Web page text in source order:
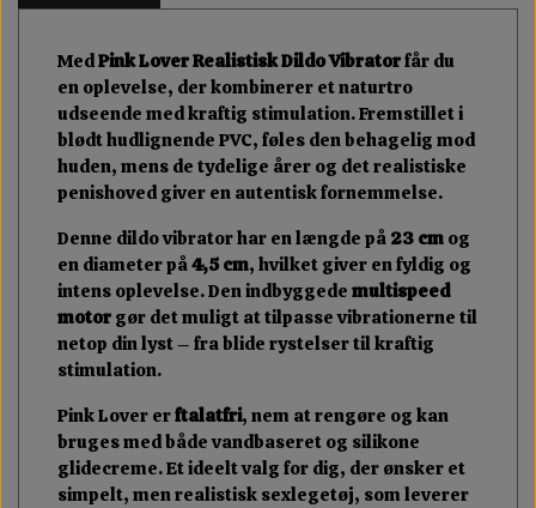
MedPink Lover Realistisk Dildo Vibratorfår du
en oplevelse, der kombinerer et naturtro
udseende med kraftig stimulation. Fremstillet i
blødt hudlignende PVC, føles den behagelig mod
huden, mens de tydelige årer og det realistiske
penishoved giver en autentisk fornemmelse.
Denne dildo vibrator har en længde på 23 cm og
en diameter på4,5 cm, hvilket giver en fyldig og
intens oplevelse. Den indbyggede multispeed
motor gør det muligt at tilpasse vibrationerne til
netop din lyst – fra blide rystelser til kraftig
stimulation.
Pink Lover erftalatfri, nem at rengøre og kan
bruges med både vandbaseret og silikone
glidecreme. Et ideelt valg for dig, der ønsker et
simpelt, men realistisk sexlegetøj, som leverer